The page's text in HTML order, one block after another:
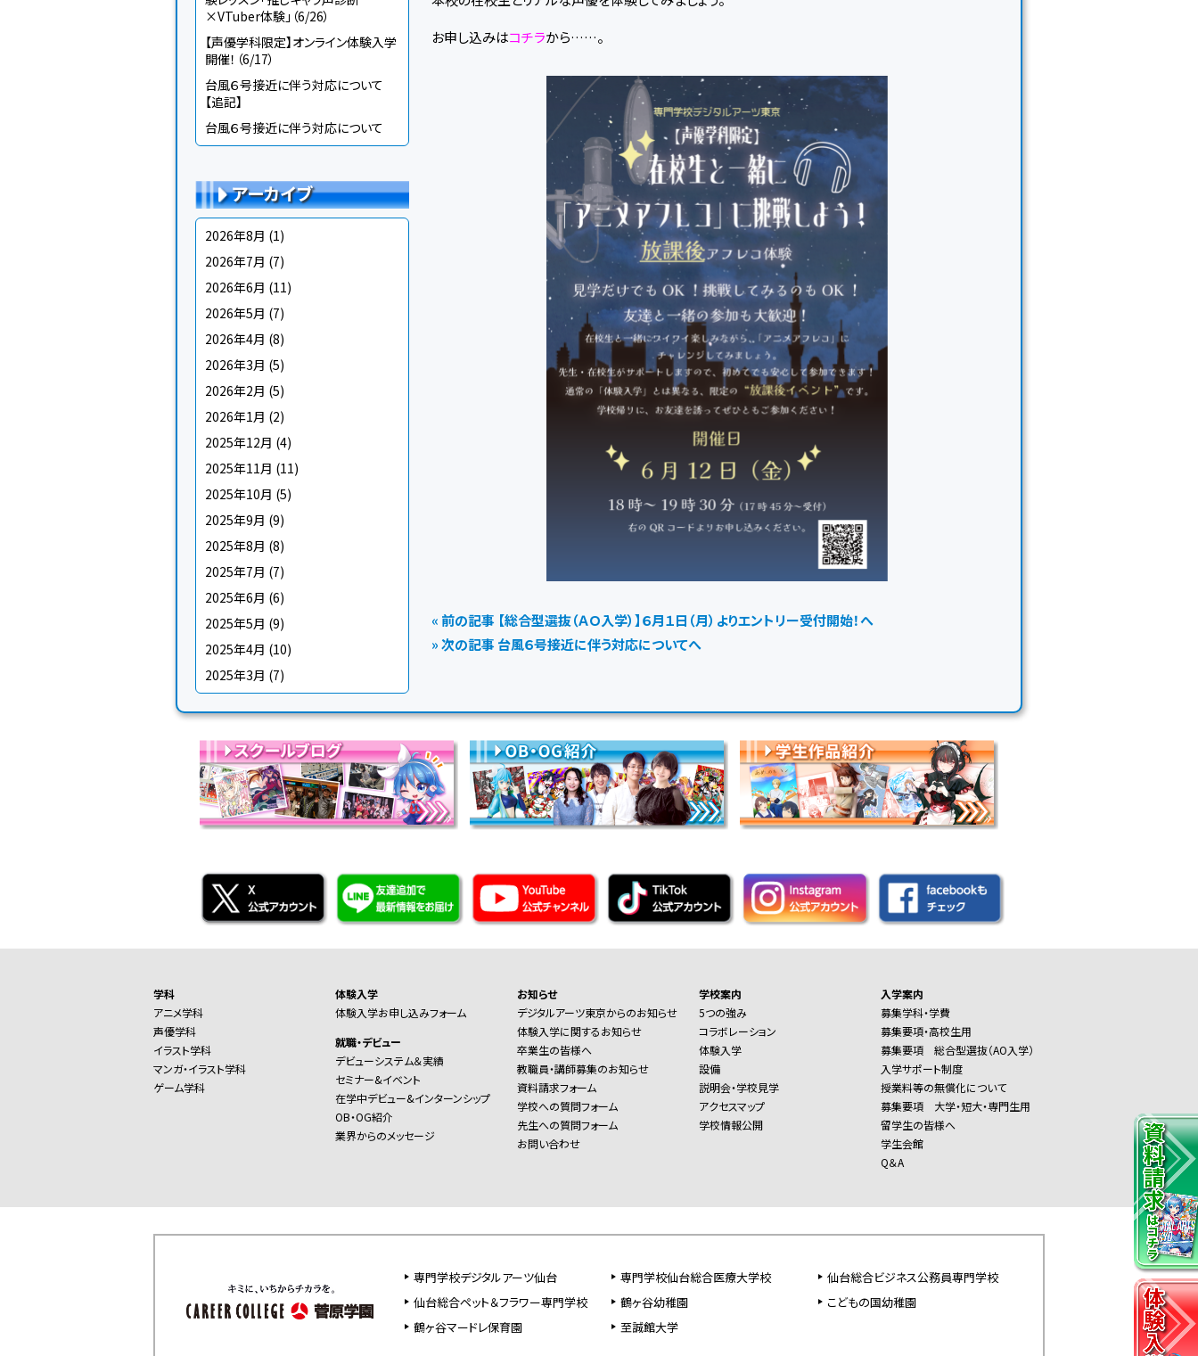
×VTuber体験」（6/26）
【声優学科限定】オンライン体験入学
開催！（6/17）
台風６号接近に伴う対応について
【追記】
台風６号接近に伴う対応について
アーカイブ
2026年8月 (1)
2026年7月 (7)
2026年6月 (11)
2026年5月 (7)
2026年4月 (8)
2026年3月 (5)
2026年2月 (5)
2026年1月 (2)
2025年12月 (4)
2025年11月 (11)
2025年10月 (5)
2025年9月 (9)
2025年8月 (8)
2025年7月 (7)
2025年6月 (6)
2025年5月 (9)
2025年4月 (10)
2025年3月 (7)
お申し込みはコチラから……。
« 前の記事 【総合型選抜（ＡＯ入学）】６月１日（月）よりエントリー受付開始！へ
» 次の記事 台風６号接近に伴う対応についてへ
学科
アニメ学科
声優学科
イラスト学科
マンガ・イラスト学科
ゲーム学科
体験入学
体験入学お申し込みフォーム
就職・デビュー
デビューシステム＆実績
セミナー&イベント
在学中デビュー&インターンシップ
OB・OG紹介
業界からのメッセージ
お知らせ
デジタルアーツ東京からのお知らせ
体験入学に関するお知らせ
卒業生の皆様へ
教職員・講師募集のお知らせ
資料請求フォーム
学校への質問フォーム
先生への質問フォーム
お問い合わせ
学校案内
5つの強み
コラボレーション
体験入学
設備
説明会・学校見学
アクセスマップ
学校情報公開
入学案内
募集学科・学費
募集要項・高校生用
募集要項 総合型選抜（AO入学）
入学サポート制度
授業料等の無償化について
募集要項 大学・短大・専門生用
留学生の皆様へ
学生会館
Q＆A
専門学校デジタルアーツ仙台 専門学校仙台総合医療大学校
仙台総合ビジネス公務員専門学校
仙台総合ペット＆フラワー専門学校
鶴ヶ谷幼稚園
こどもの国幼稚園
鶴ヶ谷マードレ保育園
至誠館大学